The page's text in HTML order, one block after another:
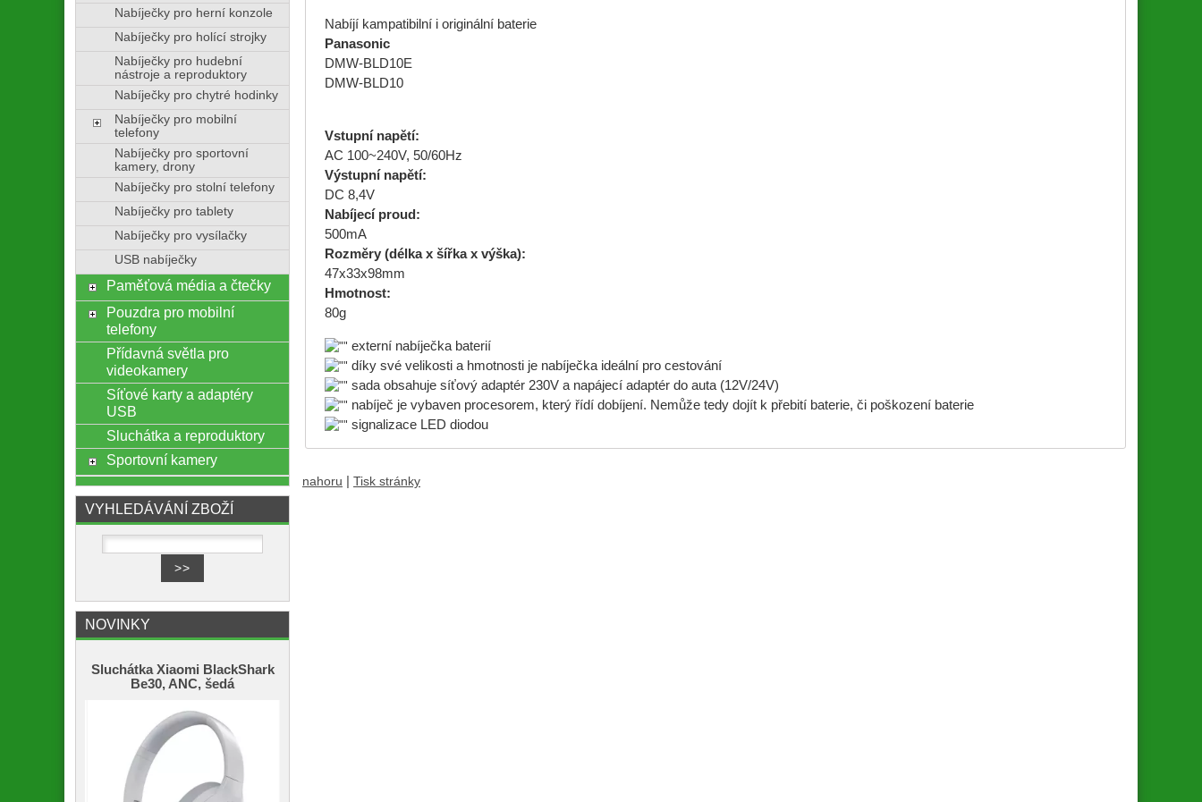
Nabíjí kampatibilní i originální baterie
Panasonic
DMW-BLD10E
DMW-BLD10
Vstupní napětí:
AC 100~240V, 50/60Hz
Výstupní napětí:
DC 8,4V
Nabíjecí proud:
500mA
Rozměry (délka x šířka x výška):
47x33x98mm
Hmotnost:
80g
externí nabíječka baterií
díky své velikosti a hmotnosti je nabíječka ideální pro cestování
sada obsahuje síťový adaptér 230V a napájecí adaptér do auta (12V/24V)
nabíječ je vybaven procesorem, který řídí dobíjení. Nemůže tedy dojít k přebití baterie, či poškození baterie
signalizace LED diodou
nahoru Tisk stránky
Nabíječky pro herní konzole
Nabíječky pro holící strojky
Nabíječky pro hudební
nástroje a reproduktory
Nabíječky pro chytré hodinky
Nabíječky pro mobilní
telefony
Nabíječky pro sportovní
kamery, drony
Nabíječky pro stolní telefony
Nabíječky pro tablety
Nabíječky pro vysílačky
USB nabíječky
Paměťová média a čtečky
Pouzdra pro mobilní
telefony
Přídavná světla pro
videokamery
Síťové karty a adaptéry
USB
Sluchátka a reproduktory
Sportovní kamery
VYHLEDÁVÁNÍ ZBOŽÍ
NOVINKY
Sluchátka Xiaomi BlackShark
Be30, ANC, šedá